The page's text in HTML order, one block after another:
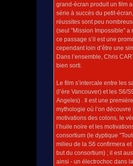
grand-écran produit un film
série à succès du petit-
réussites sont peu
(seul ”Mission Impossible” a
ce passage s’il est une
cependant loin d’être une
Dans l’ensemble, Chris
bien sorti.
Le film s’intercale entre les
(l’ère Vancouver) et les S6/
Angeles) . Il est une
mythologie où l’on
motivations des colons, le
l’huile noire et les
consortium (le dyptique
milieu de la S6 confirmera
but du consortium) ; il est
ainsi - un électrochoc dans